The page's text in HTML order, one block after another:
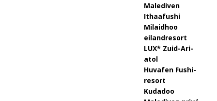
Malediven
Ithaafushi
Milaidhoo
eilandresort
LUX* Zuid-Ari-
atol
Huvafen Fushi-
resort
Kudadoo